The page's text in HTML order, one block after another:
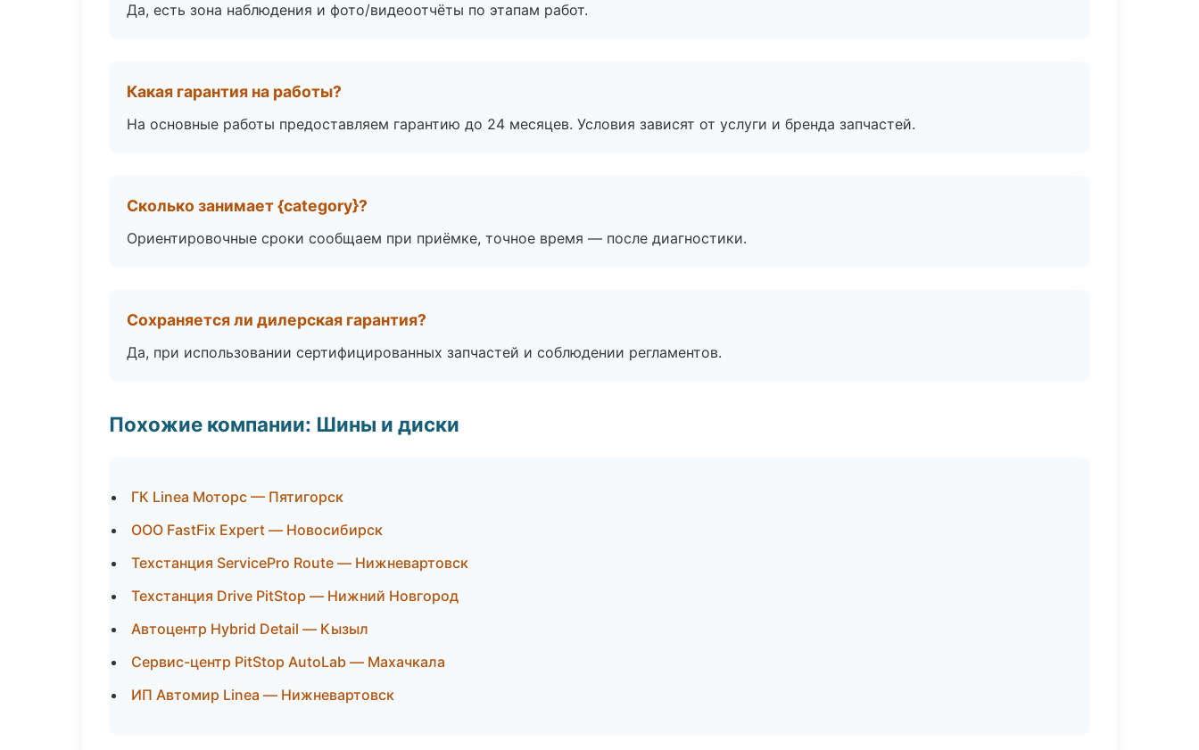
Да, есть зона наблюдения и фото/видеоотчёты по этапам работ.
Какая гарантия на работы?
На основные работы предоставляем гарантию до 24 месяцев. Условия зависят от услуги и бренда запчастей.
Сколько занимает {category}?
Ориентировочные сроки сообщаем при приёмке, точное время — после диагностики.
Сохраняется ли дилерская гарантия?
Да, при использовании сертифицированных запчастей и соблюдении регламентов.
Похожие компании: Шины и диски
ГК Linea Моторс — Пятигорск
ООО FastFix Expert — Новосибирск
Техстанция ServicePro Route — Нижневартовск
Техстанция Drive PitStop — Нижний Новгород
Автоцентр Hybrid Detail — Кызыл
Сервис-центр PitStop AutoLab — Махачкала
ИП Автомир Linea — Нижневартовск